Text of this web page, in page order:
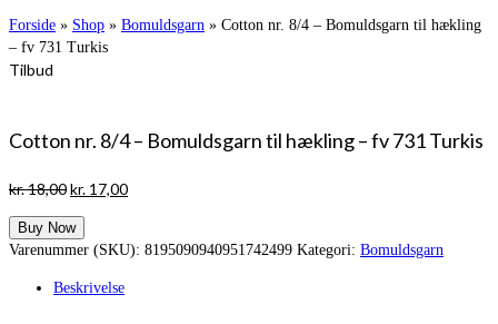
Forside » Shop » Bomuldsgarn » Cotton nr. 8/4 – Bomuldsgarn til hækling
– fv 731 Turkis
Tilbud
Cotton nr. 8/4 – Bomuldsgarn til hækling – fv 731 Turkis
kr.18,00Den
pris
var:
kr. 17,00Den
er:
Buy Now
Varenummer (SKU): 8195090940951742499 Kategori: Bomuldsgarn
Beskrivelse